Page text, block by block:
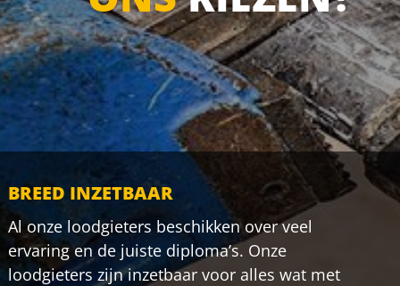
BREED INZETBAAR
Al onze loodgieters beschikken over veel
ervaring en de juiste diploma’s. Onze
loodgieters zijn inzetbaar voor alles wat met